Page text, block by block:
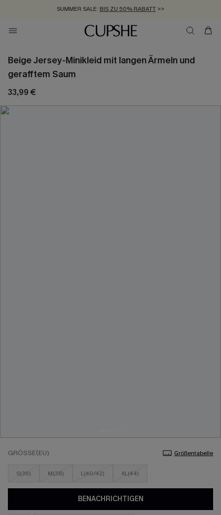
SUMMER SALE: BIS ZU 50% RABATT >>
ZUM NEWSLETTER:BIS ZU -20% EXTRA ERHALTEN
KOSTENLOSER VERSAND AB 89 €
Beige Jersey-Minikleid mit langen Ärmeln und
gerafftem Saum
33,99 €
GRÖSSE(EU) Größentabelle
S(36) M(38) L(40/42) XL(44)
BENACHRICHTIGEN